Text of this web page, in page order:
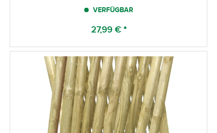
VERFÜGBAR
27,99 € *